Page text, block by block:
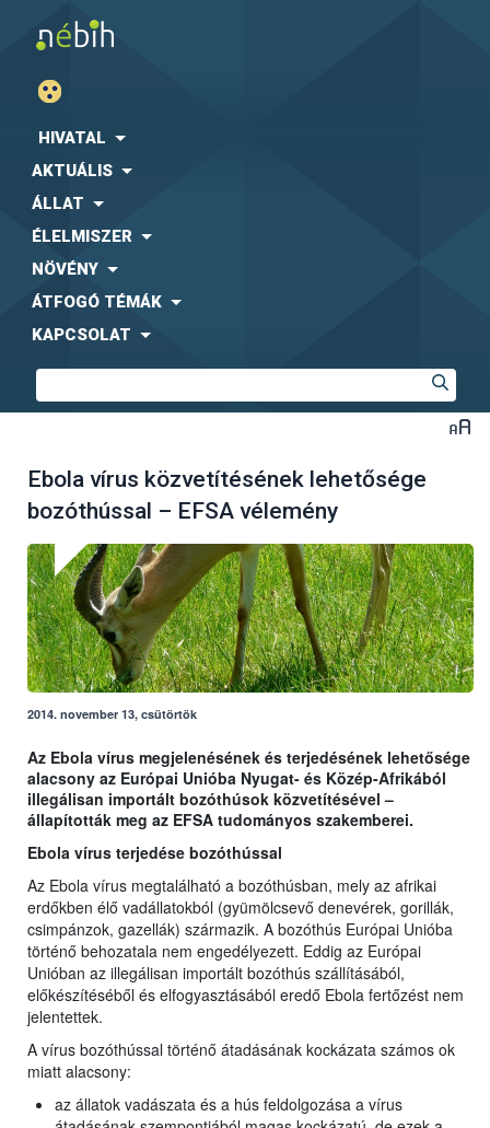
HIVATAL
AKTUÁLIS
ÁLLAT
ÉLELMISZER
NÖVÉNY
ÁTFOGÓ TÉMÁK
KAPCSOLAT
Ebola vírus közvetítésének lehetősége
bozóthússal – EFSA vélemény
2014. november 13, csütörtök
Az Ebola vírus megjelenésének és terjedésének lehetősége
alacsony az Európai Unióba Nyugat- és Közép-Afrikából
illegálisan importált bozóthúsok közvetítésével –
állapították meg az EFSA tudományos szakemberei.
Ebola vírus terjedése bozóthússal
Az Ebola vírus megtalálható a bozóthúsban, mely az afrikai
erdőkben élő vadállatokból (gyümölcsevő denevérek, gorillák,
csimpánzok, gazellák) származik. A bozóthús Európai Unióba
történő behozatala nem engedélyezett. Eddig az Európai
Unióban az illegálisan importált bozóthús szállításából,
előkészítéséből és elfogyasztásából eredő Ebola fertőzést nem
jelentettek.
A vírus bozóthússal történő átadásának kockázata számos ok
miatt alacsony:
az állatok vadászata és a hús feldolgozása a vírus